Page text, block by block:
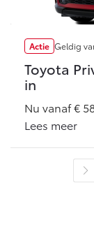
Actie Geldig
Toyota
in
Nu vanaf €
Lees meer